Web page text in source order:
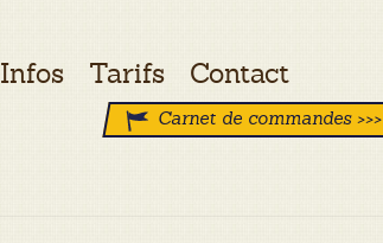
Infos Tarifs Contact
Carnet de commandes >>>